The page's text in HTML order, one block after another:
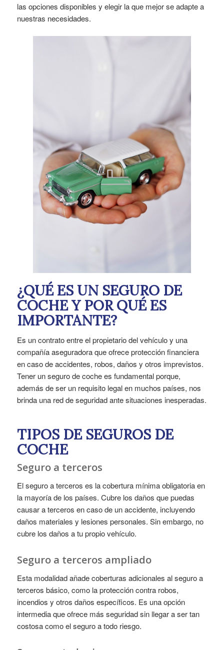
las opciones disponibles y elegir la que mejor se adapte a
nuestras necesidades.
¿QUÉ ES UN SEGURO DE
COCHE Y POR QUÉ ES
IMPORTANTE?
Es un contrato entre el propietario del vehículo y una
compañía aseguradora que ofrece protección financiera
en caso de accidentes, robos, daños y otros imprevistos.
Tener un seguro de coche es fundamental porque,
además de ser un requisito legal en muchos países, nos
brinda una red de seguridad ante situaciones inesperadas.
TIPOS DE SEGUROS DE
COCHE
Seguro a terceros
El seguro a terceros es la cobertura mínima obligatoria en
la mayoría de los países. Cubre los daños que puedas
causar a terceros en caso de un accidente, incluyendo
daños materiales y lesiones personales. Sin embargo, no
cubre los daños a tu propio vehículo.
Seguro a terceros ampliado
Esta modalidad añade coberturas adicionales al seguro a
terceros básico, como la protección contra robos,
incendios y otros daños específicos. Es una opción
intermedia que ofrece más seguridad sin llegar a ser tan
costosa como el seguro a todo riesgo.